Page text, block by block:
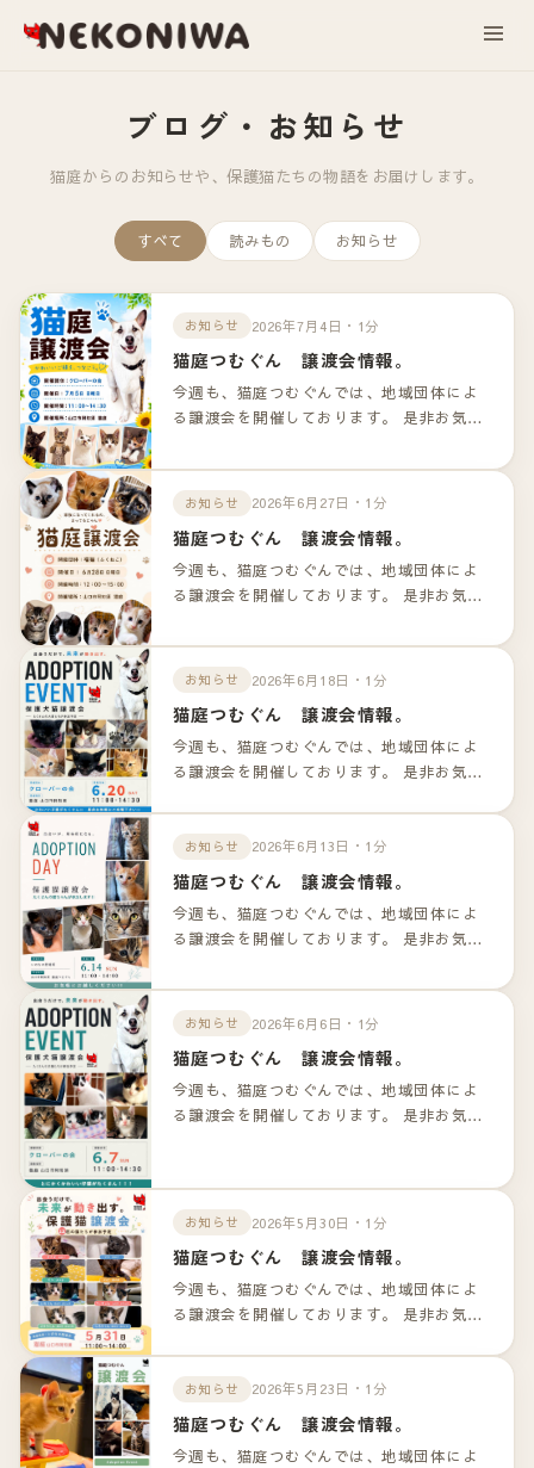
ブログ・お知らせ
猫庭からのお知らせや、保護猫たちの物語をお届けします。
すべて 読みもの お知らせ
お知らせ 2026年7月4日・1分
猫庭つむぐん 譲渡会情報。
今週も、猫庭つむぐんでは、地域団体によ
る譲渡会を開催しております。 是非お気軽
ンクよりご確認下さいませ。
お知らせ 2026年6月27日・1分
猫庭つむぐん 譲渡会情報。
今週も、猫庭つむぐんでは、地域団体によ
る譲渡会を開催しております。 是非お気軽
ンクよりご確認下さいませ。
お知らせ 2026年6月18日・1分
猫庭つむぐん 譲渡会情報。
今週も、猫庭つむぐんでは、地域団体によ
る譲渡会を開催しております。 是非お気軽
ンクよりご確認下さいませ。
お知らせ 2026年6月13日・1分
猫庭つむぐん 譲渡会情報。
今週も、猫庭つむぐんでは、地域団体によ
る譲渡会を開催しております。 是非お気軽
ンクよりご確認下さいませ。
お知らせ 2026年6月6日・1分
猫庭つむぐん 譲渡会情報。
今週も、猫庭つむぐんでは、地域団体によ
る譲渡会を開催しております。 是非お気軽
お知らせ 2026年5月30日・1分
猫庭つむぐん 譲渡会情報。
今週も、猫庭つむぐんでは、地域団体によ
る譲渡会を開催しております。 是非お気軽
ンクよりご確認下さいませ。
お知らせ 2026年5月23日・1分
猫庭つむぐん 譲渡会情報。
今週も、猫庭つむぐんでは、地域団体によ